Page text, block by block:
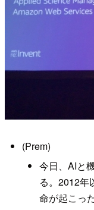
(Prem)
今日、AIと
る。2012年
命が起こっ